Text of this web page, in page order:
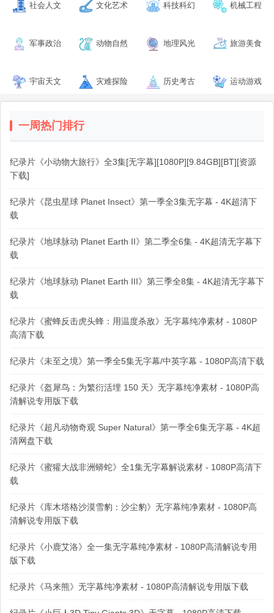
社会人文 文化艺术 科技科幻 机械工程
军事政治 动物自然 地理风光 旅游美食
宇宙天文 灾难探险 历史考古 运动游戏
一周热门排行
纪录片《小动物大旅行》全3集[无字幕][1080P][9.84GB][BT][资源
下载]
纪录片《昆虫星球 Planet Insect》第一季全3集无字幕 - 4K超清下
载
纪录片《地球脉动 Planet Earth II》第二季全6集 - 4K超清无字幕下
载
纪录片《地球脉动 Planet Earth III》第三季全8集 - 4K超清无字幕下
载
纪录片《蜜蜂反击虎头蜂：用温度杀敌》无字幕纯净素材 - 1080P
高清下载
纪录片《未至之境》第一季全5集无字幕/中英字幕 - 1080P高清下载
纪录片《盔犀鸟：为繁衍活埋 150 天》无字幕纯净素材 - 1080P高
清解说专用版下载
纪录片《超凡动物奇观 Super Natural》第一季全6集无字幕 - 4K超
清网盘下载
纪录片《蜜獾大战非洲蟒蛇》全1集无字幕解说素材 - 1080P高清下
载
纪录片《库木塔格沙漠雪豹：沙尘豹》无字幕纯净素材 - 1080P高
清解说专用版下载
纪录片《小鹿艾洛》全一集无字幕纯净素材 - 1080P高清解说专用
版下载
纪录片《马来熊》无字幕纯净素材 - 1080P高清解说专用版下载